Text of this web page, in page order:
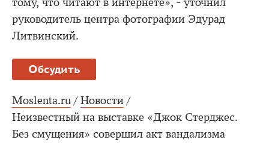
руководитель центра фотографии Эдурад
Литвинский.
Обсудить
Moslenta.ru / Новости /
Неизвестный на выставке «Джок Стерджес.
Без смущения» совершил акт вандализма